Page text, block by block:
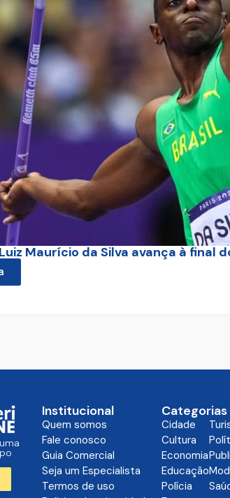
Luiz Maurício da Silva avança à final
Institucional
Quem somos
Fale conosco
Guia Comercial
Seja um Especialista
Termos de uso
Categorias
Cidade
Cultura
Economia
Educação
Polícia